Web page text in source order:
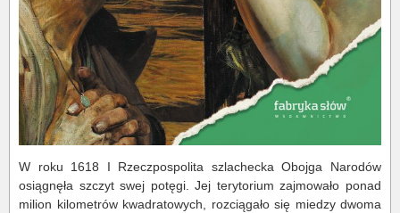
W roku 1618 I Rzeczpospolita szlachecka Obojga Narodów
osiągnęła szczyt swej potęgi. Jej terytorium zajmowało ponad
milion kilometrów kwadratowych, rozciągało się miedzy dwoma